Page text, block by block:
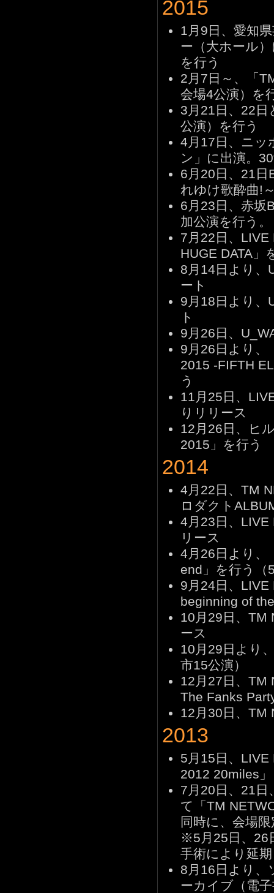
2015
1月9日、愛知
ー（大ホール
を行う
2月7日～、「
会場4公演）を
3月21日、22日
公演）を行う
4月17日、ニッ
ン」に出演。
6月20日、21日
れゆけ歌酔曲!
6月23日、赤坂
加公演を行う。
7月22日、LIVE
HUGE DATA」
8月14日より、
ート
9月18日より、
ト
9月26日、
9月26日より、
2015 -FIFTH
う
11月25日、
りリリース
12月26日、ヒ
2015」を行う
2014
4月22日、TM
ロダクト
4月23日、LIVE
リース
4月26日より、
end」を行う（
9月24日、
beginning of
10月29日、TM
ース
10月29日より
市15公演）
12月27日、TM
The Fanks
12月30日、TM
2013
5月15日、
2012 20miles
7月20日、21
て「TM
同時に、会場
※5月25日、26
手術により延
8月16日より、
ーカイブ（電